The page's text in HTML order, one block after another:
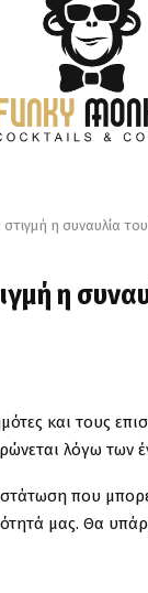
η συναυλία
η
και τους
λόγω των
που
μας. Θα